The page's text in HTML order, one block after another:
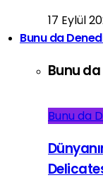
17 Eylül
Bunu da
Bunu
Bunu da